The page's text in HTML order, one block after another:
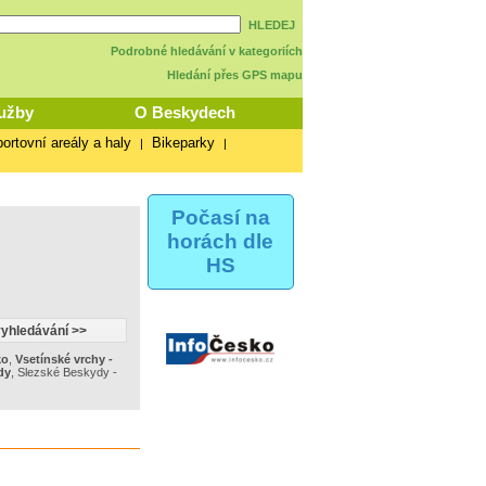
HLEDEJ
Podrobné hledávání v kategoriích
Hledání přes GPS mapu
O Beskydech
areály a haly | Bikeparky |
Počasí na
horách dle
HS
, Vsetínské vrchy -
, Slezské Beskydy -